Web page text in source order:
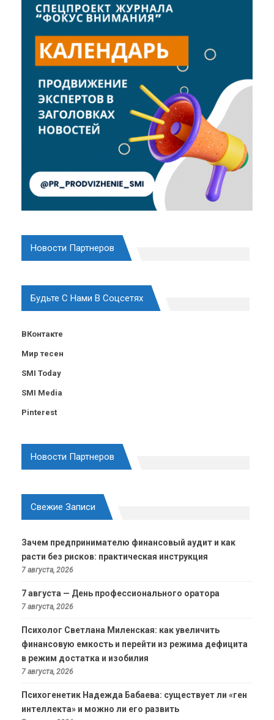
Новости Партнеров
Будьте С Нами В Соцсетях
ВКонтакте
Мир тесен
SMI Today
SMI Media
Pinterest
Новости Партнеров
Свежие Записи
Зачем предпринимателю финансовый аудит и как
расти без рисков: практическая инструкция
7 августа, 2026
7 августа — День профессионального оратора
7 августа, 2026
Психолог Светлана Миленская: как увеличить
финансовую емкость и перейти из режима дефицита
в режим достатка и изобилия
7 августа, 2026
Психогенетик Надежда Бабаева: существует ли «ген
интеллекта» и можно ли его развить